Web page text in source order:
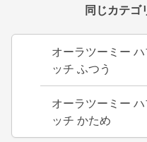
同じカテゴ
オーラツーミー
ッチ ふつう
オーラツーミー
ッチ かため